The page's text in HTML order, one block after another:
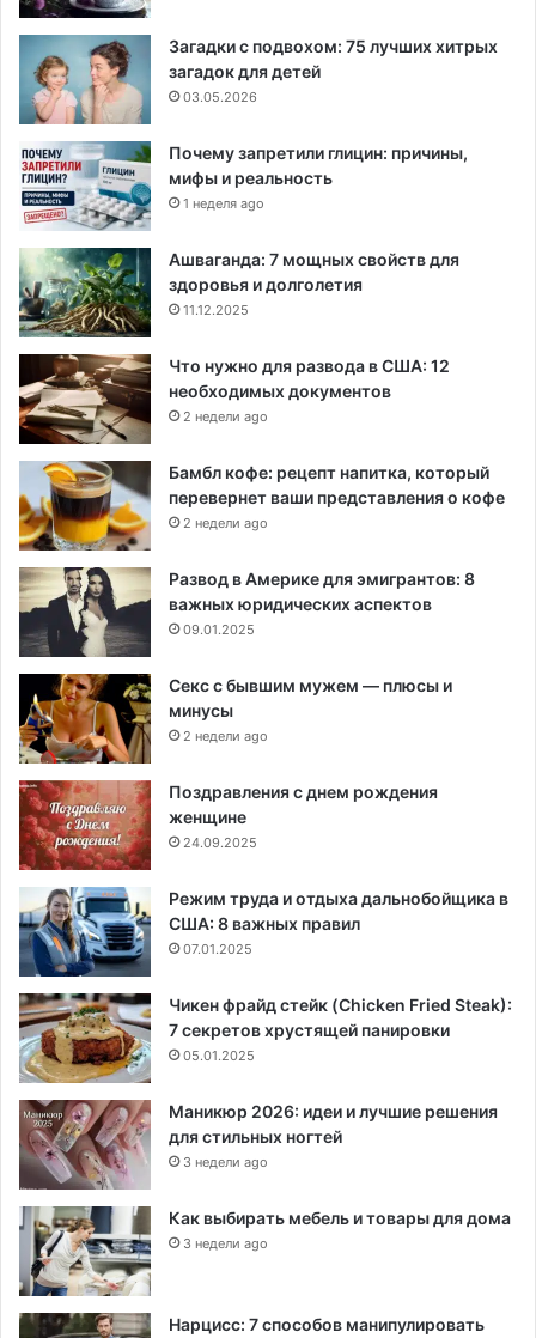
Загадки с подвохом: 75 лучших хитрых
загадок для детей
03.05.2026
Почему запретили глицин: причины,
мифы и реальность
1 неделя ago
Ашваганда: 7 мощных свойств для
здоровья и долголетия
11.12.2025
Что нужно для развода в США: 12
необходимых документов
2 недели ago
Бамбл кофе: рецепт напитка, который
перевернет ваши представления о кофе
2 недели ago
Развод в Америке для эмигрантов: 8
важных юридических аспектов
09.01.2025
Секс с бывшим мужем — плюсы и
минусы
2 недели ago
Поздравления с днем рождения
женщине
24.09.2025
Режим труда и отдыха дальнобойщика в
США: 8 важных правил
07.01.2025
Чикен фрайд стейк (Chicken Fried Steak):
7 секретов хрустящей панировки
05.01.2025
Маникюр 2026: идеи и лучшие решения
для стильных ногтей
3 недели ago
Как выбирать мебель и товары для дома
3 недели ago
Нарцисс: 7 способов манипулировать